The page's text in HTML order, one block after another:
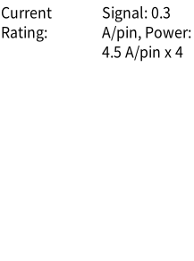
Current
Rating:
Signal: 0.3
A/pin Power:
4.5 A/pin x 4